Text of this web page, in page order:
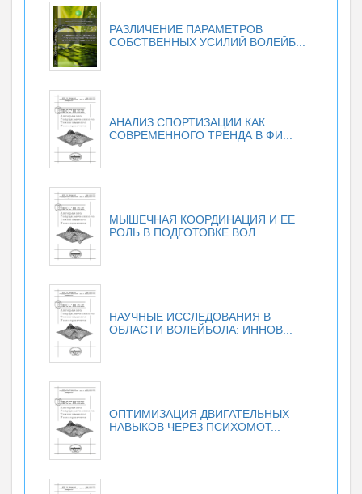
РАЗЛИЧЕНИЕ ПАРАМЕТРОВ
СОБСТВЕННЫХ УСИЛИЙ ВОЛЕЙБ...
АНАЛИЗ СПОРТИЗАЦИИ КАК
СОВРЕМЕННОГО ТРЕНДА В ФИ...
МЫШЕЧНАЯ КООРДИНАЦИЯ И ЕЕ
РОЛЬ В ПОДГОТОВКЕ ВОЛ...
НАУЧНЫЕ ИССЛЕДОВАНИЯ В
ОБЛАСТИ ВОЛЕЙБОЛА: ИННОВ...
ОПТИМИЗАЦИЯ ДВИГАТЕЛЬНЫХ
НАВЫКОВ ЧЕРЕЗ ПСИХОМОТ...